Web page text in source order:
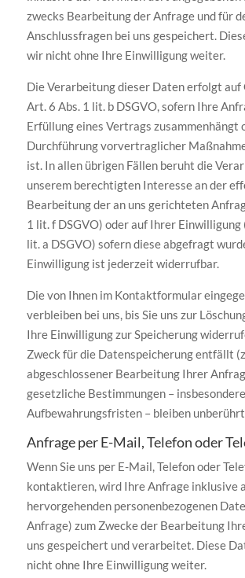
zwecks Bearbeitung der Anfrage und für
Anschlussfragen bei uns gespeichert.
wir nicht ohne Ihre Einwilligung weiter.
Die Verarbeitung dieser Daten erfolgt auf
Art. 6 Abs. 1 lit. b DSGVO, sofern Ihre
Erfüllung eines Vertrags zusammenhängt
Durchführung vorvertraglicher
ist. In allen übrigen Fällen beruht die
unserem berechtigten Interesse an der
Bearbeitung der an uns gerichteten
1 lit. f DSGVO) oder auf Ihrer Einwilligung
lit. a DSGVO) sofern diese abgefragt
Einwilligung ist jederzeit widerrufbar.
Die von Ihnen im Kontaktformular
verbleiben bei uns, bis Sie uns zur
Ihre Einwilligung zur Speicherung
Zweck für die Datenspeicherung entfällt
abgeschlossener Bearbeitung Ihrer
gesetzliche Bestimmungen – insbesondere
Aufbewahrungsfristen – bleiben
Anfrage per E-Mail, Telefon oder
Wenn Sie uns per E-Mail, Telefon oder
kontaktieren, wird Ihre Anfrage inklusive
hervorgehenden personenbezogenen
Anfrage) zum Zwecke der Bearbeitung
uns gespeichert und verarbeitet. Diese
nicht ohne Ihre Einwilligung weiter.